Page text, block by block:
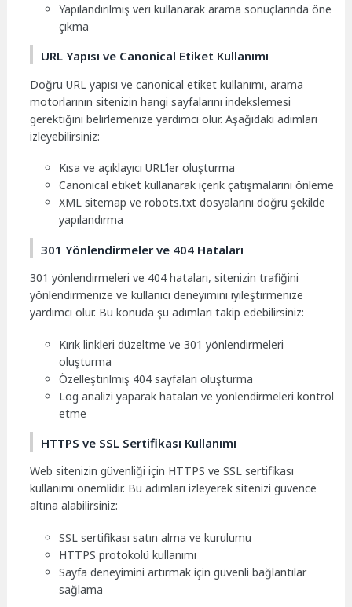
Yapılandırılmış veri kullanarak arama sonuçlarında öne
çıkma
URL Yapısı ve Canonical Etiket Kullanımı
Doğru URL yapısı ve canonical etiket kullanımı, arama
motorlarının sitenizin hangi sayfalarını indekslemesi
gerektiğini belirlemenize yardımcı olur. Aşağıdaki adımları
izleyebilirsiniz:
Kısa ve açıklayıcı URL’ler oluşturma
Canonical etiket kullanarak içerik çatışmalarını önleme
XML sitemap ve robots.txt dosyalarını doğru şekilde
yapılandırma
301 Yönlendirmeler ve 404 Hataları
301 yönlendirmeleri ve 404 hataları, sitenizin trafiğini
yönlendirmenize ve kullanıcı deneyimini iyileştirmenize
yardımcı olur. Bu konuda şu adımları takip edebilirsiniz:
Kırık linkleri düzeltme ve 301 yönlendirmeleri
oluşturma
Özelleştirilmiş 404 sayfaları oluşturma
Log analizi yaparak hataları ve yönlendirmeleri kontrol
etme
HTTPS ve SSL Sertifikası Kullanımı
Web sitenizin güvenliği için HTTPS ve SSL sertifikası
kullanımı önemlidir. Bu adımları izleyerek sitenizi güvence
altına alabilirsiniz:
SSL sertifikası satın alma ve kurulumu
HTTPS protokolü kullanımı
Sayfa deneyimini artırmak için güvenli bağlantılar
sağlama